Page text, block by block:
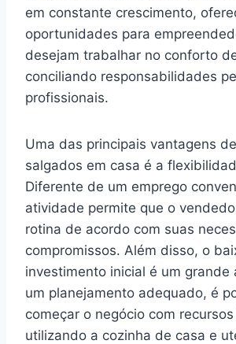
em constante crescimento,
oportunidades para
desejam trabalhar no conforto
conciliando responsabilidades
profissionais.
Uma das principais vantagens
salgados em casa é a
Diferente de um emprego
atividade permite que o
rotina de acordo com suas
compromissos. Além disso, o
investimento inicial é um grande
um planejamento adequado, é
começar o negócio com
utilizando a cozinha de casa e